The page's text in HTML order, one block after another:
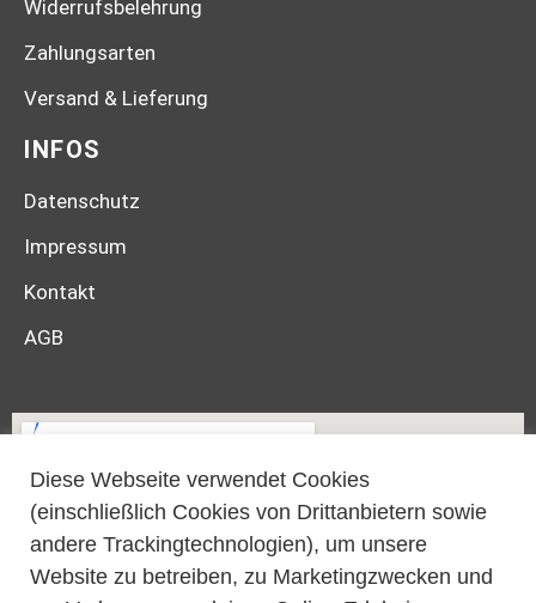
Widerrufsbelehrung
Zahlungsarten
Versand & Lieferung
INFOS
Datenschutz
Impressum
Kontakt
AGB
Diese Webseite verwendet Cookies
(einschließlich Cookies von Drittanbietern sowie
andere Trackingtechnologien), um unsere
Website zu betreiben, zu Marketingzwecken und